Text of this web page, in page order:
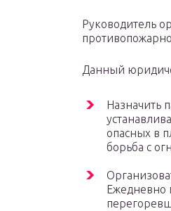
Руководитель
Данный
Назначить
опасных в
борьба с
Ежедневно